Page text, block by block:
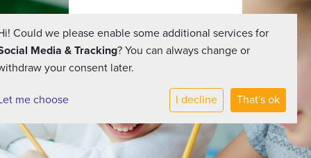
Could we please enable some additional services for
Media & Tracking? You can always change or
your consent later.
me choose I decline That's ok